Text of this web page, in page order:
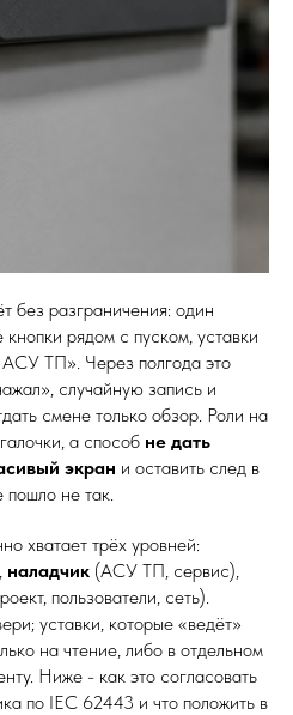
без разграничения: один
рядом с пуском, уставки
АСУ ТП». Через полгода это
случайную запись и
смене только обзор. Роли на
а способ не дать
экран и оставить след в
пошло не так.
хватает трёх уровней:
наладчик (АСУ ТП, сервис),
пользователи, сеть).
уставки, которые «ведёт»
на чтение, либо в отдельном
Ниже - как это согласовать
по IEC 62443 и что положить в